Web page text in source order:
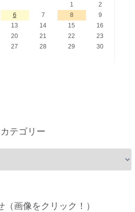
1
2
6 7 8
9
13 14 15
16
20 21 22
23
27 28 29
30
カテゴリー
（画像をクリック！）